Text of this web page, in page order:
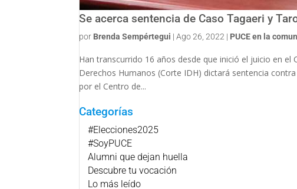
Se acerca sentencia de Caso Tagaeri y
por Brenda Sempértegui |Ago 26, 2022 | PUCE en la
Han transcurrido 16 años desde que inició el juicio en
Derechos Humanos (Corte IDH) dictará sentencia
por el Centro de...
Categorías
#Elecciones2025
#SoyPUCE
Alumni que dejan huella
Descubre tu vocación
Lo más leído